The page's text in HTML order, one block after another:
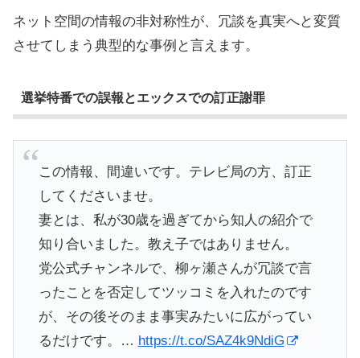
ネット空間の情報の非対称性が、冗談を真実へと変質
させてしまう典型的な事例と言えます。
選挙特番での誤報とエックスでの訂正謝罪
この情報、間違いです。テレビ局の方、訂正
してくださいませ。
妻とは、私が30歳を過ぎてから知人の紹介で
知り合いました。教え子ではありません。
党公式チャンネルで、柳ヶ瀬さんが冗談で言
ったことを否定してツッコミを入れたのです
が、その後そのまま事実みたいに広がってい
るだけです。… https://t.co/SAZ4k9NdiG